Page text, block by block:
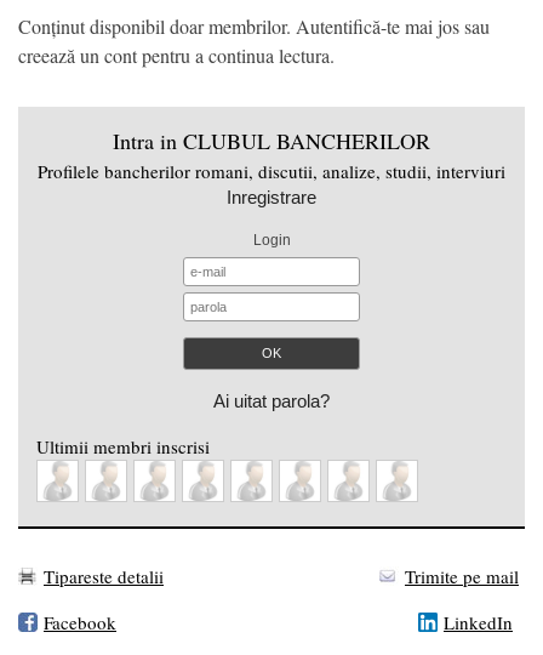
Conținut disponibil doar membrilor. Autentifică-te mai jos sau
creează un cont pentru a continua lectura.
Intra in CLUBUL BANCHERILOR
Profilele bancherilor romani, discutii, analize, studii, interviuri
Inregistrare
Login
Ai uitat parola?
Ultimii membri inscrisi
Tipareste detalii
Trimite pe mail
Facebook
LinkedIn